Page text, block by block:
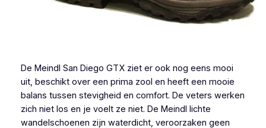
De Meindl San Diego GTX ziet er ook nog eens mooi
uit, beschikt over een prima zool en heeft een mooie
balans tussen stevigheid en comfort. De veters werken
zich niet los en je voelt ze niet. De Meindl lichte
wandelschoenen zijn waterdicht, veroorzaken geen